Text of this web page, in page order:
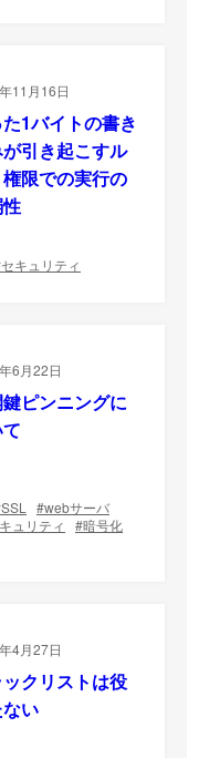
11月16日
1バイトの書き
引き起こすル
限での実行の
セキュリティ
6月22日
ピンニングに
SSL
webサーバ
ュリティ
暗号化
4月27日
クリストは役
い